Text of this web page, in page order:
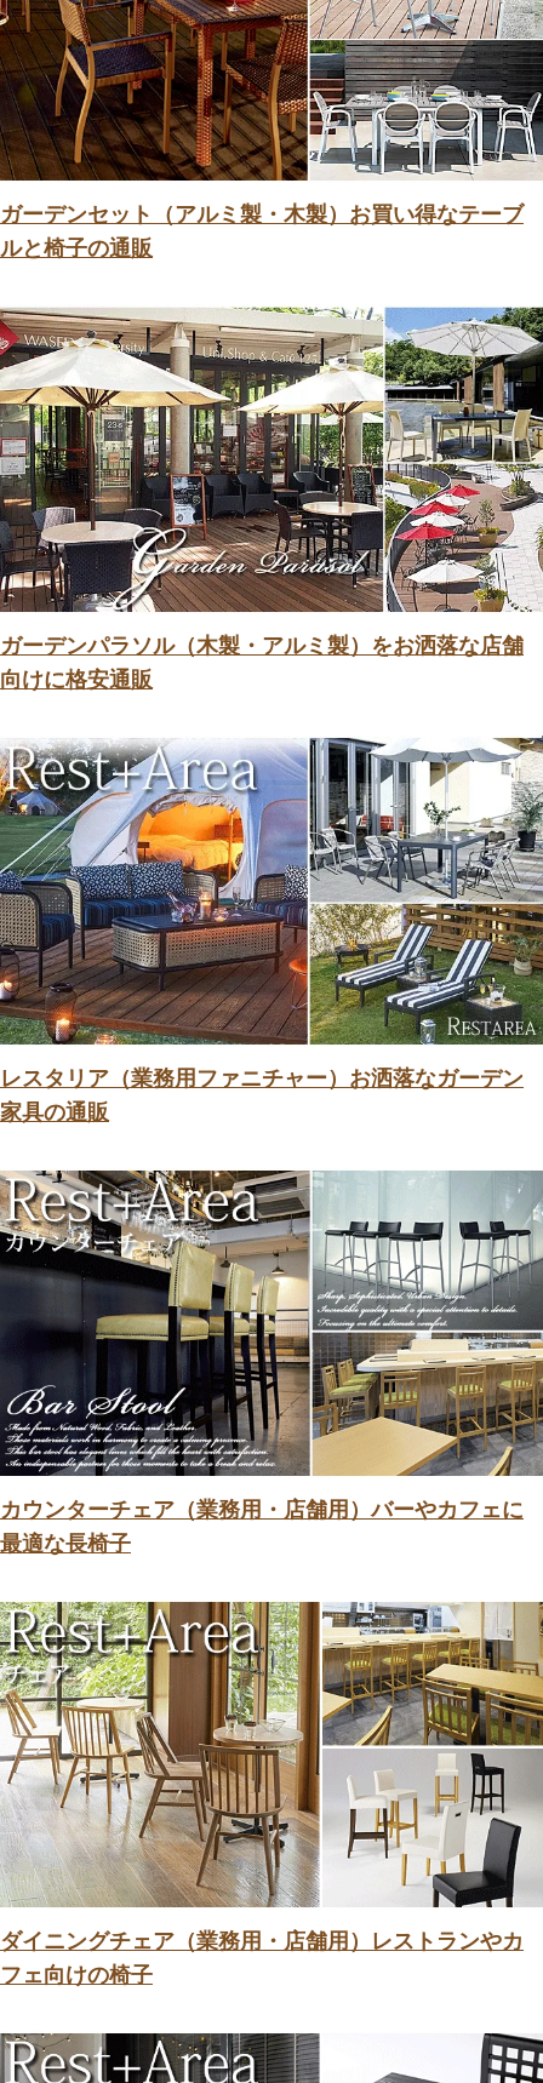
ガーデンセット（アルミ製・木製）お買い得なテーブ
ルと椅子の通販
ガーデンパラソル（木製・アルミ製）をお洒落な店舗
向けに格安通販
レスタリア（業務用ファニチャー）お洒落なガーデン
家具の通販
カウンターチェア（業務用・店舗用）バーやカフェに
最適な長椅子
ダイニングチェア（業務用・店舗用）レストランやカ
フェ向けの椅子